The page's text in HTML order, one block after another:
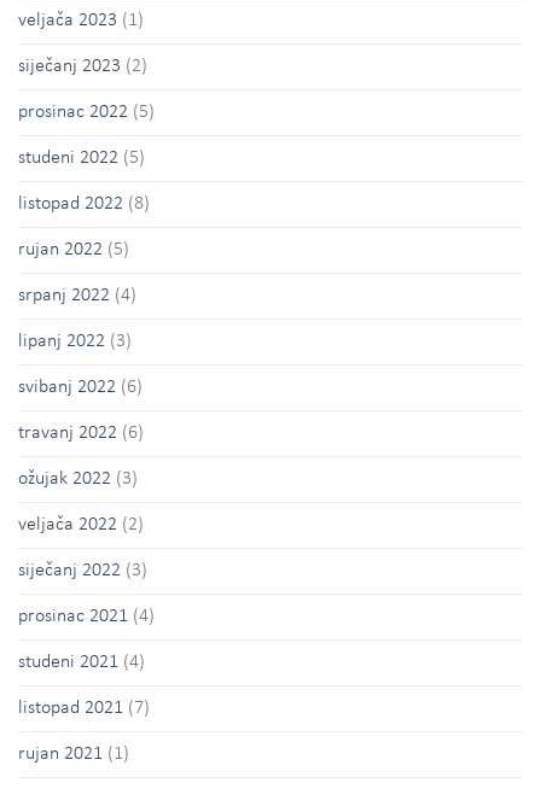
veljača 2023 (1)
siječanj 2023 (2)
prosinac 2022 (5)
studeni 2022 (5)
listopad 2022 (8)
rujan 2022 (5)
srpanj 2022 (4)
lipanj 2022 (3)
svibanj 2022 (6)
travanj 2022 (6)
ožujak 2022 (3)
veljača 2022 (2)
siječanj 2022 (3)
prosinac 2021 (4)
studeni 2021 (4)
listopad 2021 (7)
rujan 2021 (1)